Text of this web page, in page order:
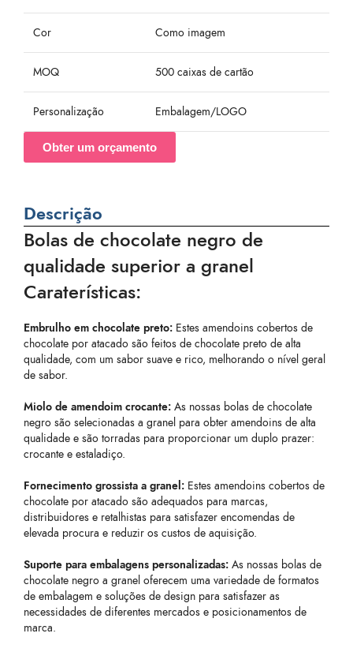
Cor Como imagem
MOQ 500 caixas de cartão
Personalização Embalagem/LOGO
Obter um orçamento
Descrição
Bolas de chocolate negro de
qualidade superior a granel
Caraterísticas:
Embrulho em chocolate preto: Estes amendoins cobertos de
chocolate por atacado são feitos de chocolate preto de alta
qualidade, com um sabor suave e rico, melhorando o nível geral
de sabor.
Miolo de amendoim crocante: As nossas bolas de chocolate
negro são selecionadas a granel para obter amendoins de alta
qualidade e são torradas para proporcionar um duplo prazer:
crocante e estaladiço.
Fornecimento grossista a granel: Estes amendoins cobertos de
chocolate por atacado são adequados para marcas,
distribuidores e retalhistas para satisfazer encomendas de
elevada procura e reduzir os custos de aquisição.
Suporte para embalagens personalizadas: As nossas bolas de
chocolate negro a granel oferecem uma variedade de formatos
de embalagem e soluções de design para satisfazer as
necessidades de diferentes mercados e posicionamentos de
marca.